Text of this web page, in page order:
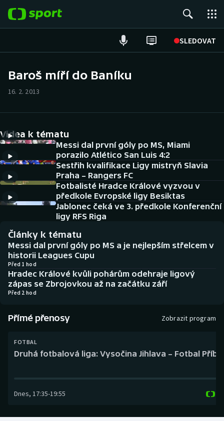
SLEDOVAT
Hokej
Tenis
Atletika
Cyklistika
DALŠÍ SPORTY
Americký fotbal
Baseball a softbal
Basketbal
Biatlon
Curling
Florbal
NEPŘEHLÉDNĚTE
Soutěže
Historické návraty
Aplikace ČT sport
Baroš míří do Baníku
16. 2. 2013
Videa k tématu
Messi dal první góly po MS, Miami
porazilo Atlético San Luis 4:2
Sestřih kvalifikace Ligy mistryň Slavia
Praha – Rangers FC
Fotbalisté Hradce Králové vyzvou v
předkole Evropské ligy Besiktas
Jablonec čeká ve 3. předkole Konferenční
ligy RFS Riga
Články k tématu
Messi dal první góly po MS a je nejlepším střelcem v
historii Leagues Cupu
Před 1 hod
Hradec Králové kvůli pohárům odehraje ligový
zápas se Zbrojovkou až na začátku září
Před 2 hod
Přímé přenosy Zobrazit program
FOTBAL
Druhá fotbalová liga: Vysočina Jihlava – Fotbal
Dnes, 17:35-19:55